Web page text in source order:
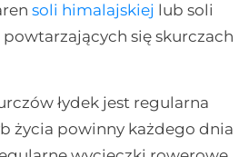
soli himalajskiej lub soli
się skurczach
łydek jest regularna
życia powinny każdego dnia